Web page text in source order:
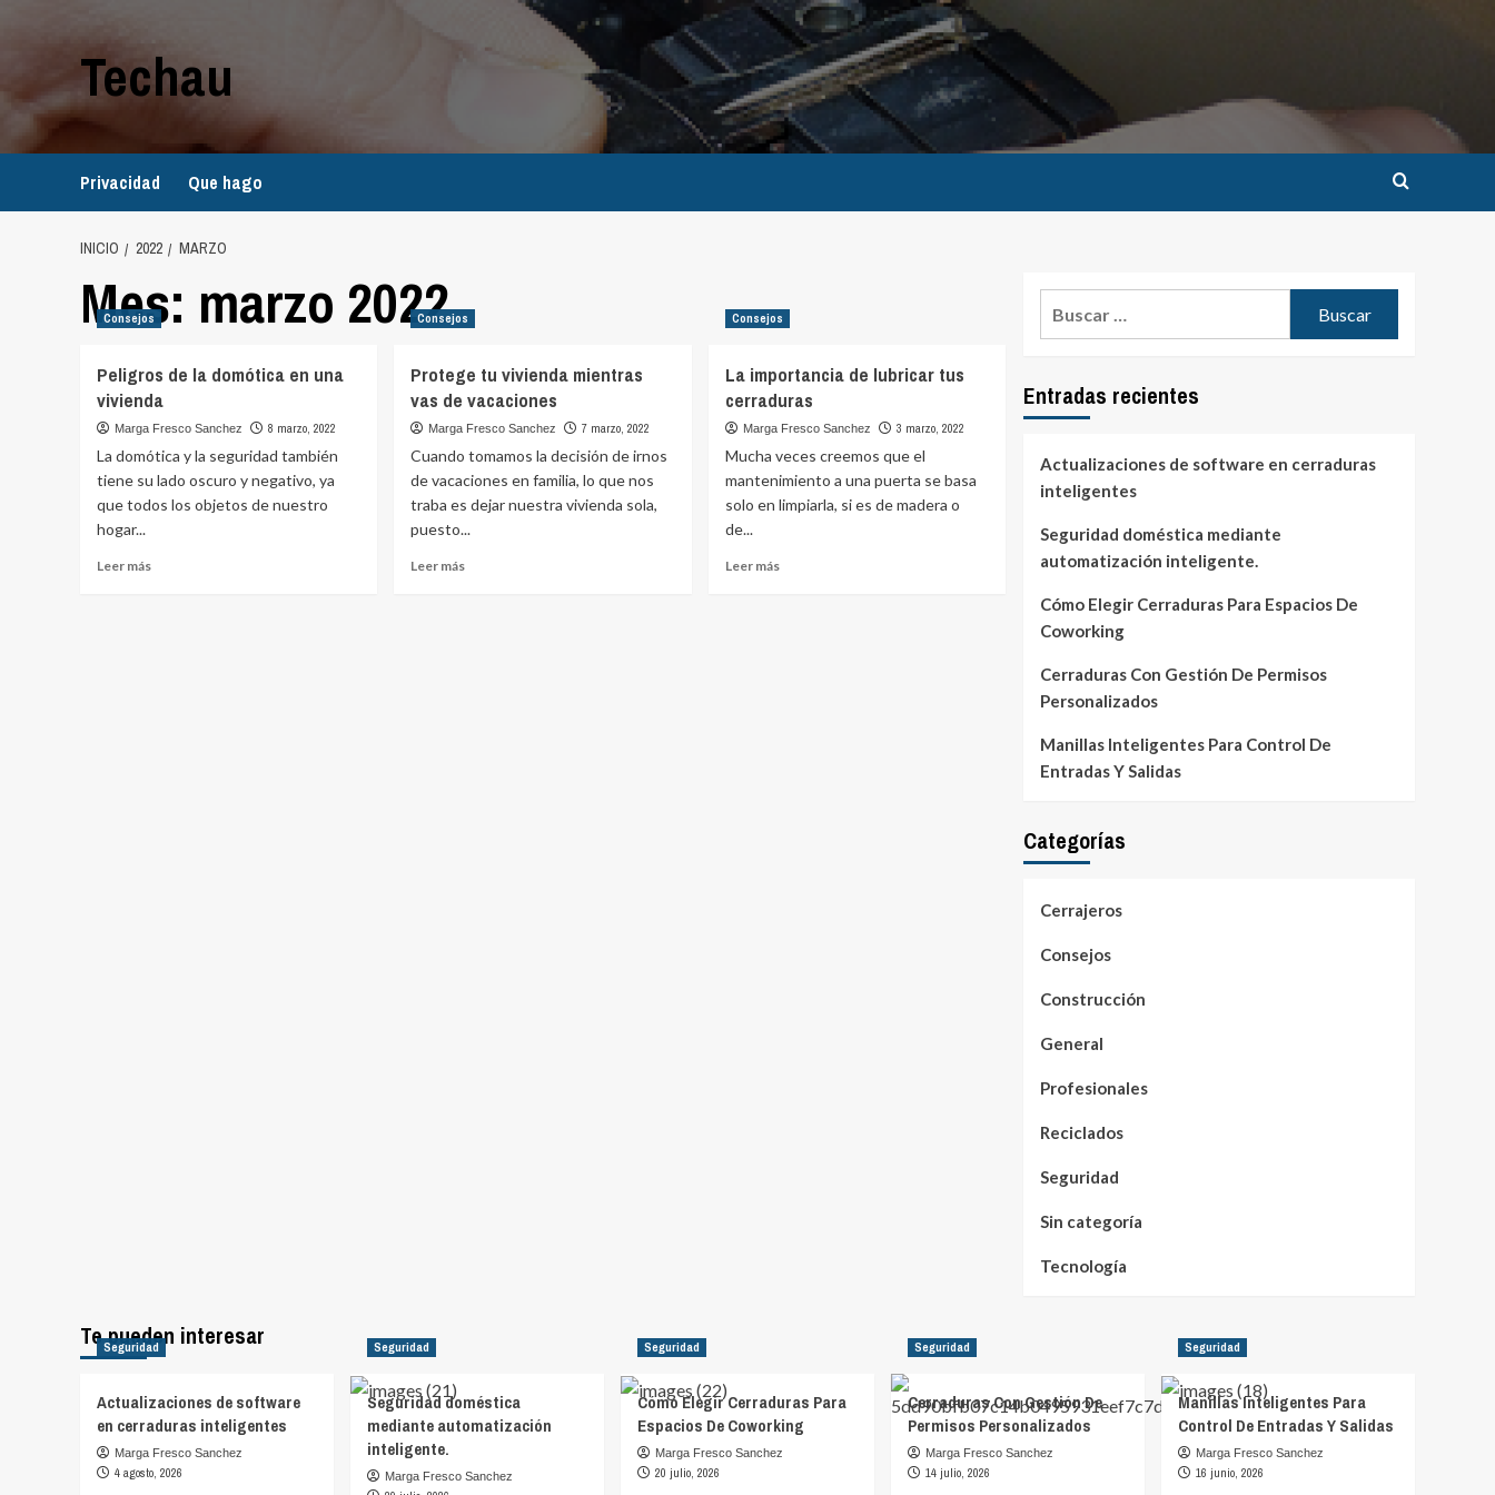
Techau
Privacidad Que hago
INICIO 2022 MARZO
Mes: marzo 2022
Consejos
Peligros de la domótica en una
vivienda
Marga Fresco Sanchez 8 marzo, 2022
La domótica y la seguridad también
tiene su lado oscuro y negativo, ya
que todos los objetos de nuestro
hogar...
Leer más
Consejos
Protege tu vivienda mientras
vas de vacaciones
Marga Fresco Sanchez 7 marzo, 2022
Cuando tomamos la decisión de irnos
de vacaciones en familia, lo que nos
traba es dejar nuestra vivienda sola,
puesto...
Leer más
Consejos
La importancia de lubricar tus
cerraduras
Marga Fresco Sanchez 3 marzo, 2022
Mucha veces creemos que el
mantenimiento a una puerta se basa
solo en limpiarla, si es de madera o
de...
Leer másLeer
Entradas recientes
Actualizaciones de software en cerraduras
inteligentes
Seguridad doméstica mediante
automatización inteligente.
Cómo Elegir Cerraduras Para Espacios De
Coworking
Cerraduras Con Gestión De Permisos
Personalizados
Manillas Inteligentes Para Control De
Entradas Y Salidas
Categorías
Cerrajeros
Consejos
Construcción
General
Profesionales
Reciclados
Seguridad
Sin categoría
Tecnología
Te pueden interesar
Seguridad
Actualizaciones de software
en cerraduras inteligentes
Marga Fresco Sanchez
4 agosto, 2026
Seguridad
Seguridad doméstica
mediante automatización
inteligente.
Marga Fresco Sanchez
Seguridad
Cómo Elegir Cerraduras Para
Espacios De Coworking
Marga Fresco Sanchez
20 julio, 2026
Seguridad
Cerraduras Con Gestión De
Permisos Personalizados
Marga Fresco Sanchez
14 julio, 2026
Seguridad
Manillas Inteligentes Para
Control De Entradas Y Salidas
Marga Fresco Sanchez
16 junio, 2026